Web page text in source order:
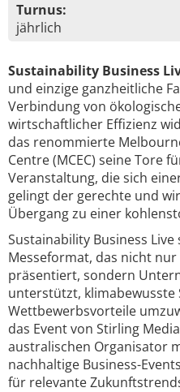
Turnus:
jährlich
Sustainability Business
und einzige ganzheitliche
Verbindung von
wirtschaftlicher Effizienz
das renommierte
Centre (MCEC) seine Tore
Veranstaltung, die sich
gelingt der gerechte und
Übergang zu einer
Sustainability Business
Messeformat, das nicht
präsentiert, sondern
unterstützt,
Wettbewerbsvorteile
das Event von Stirling
australischen Organisator
nachhaltige Business-
für relevante